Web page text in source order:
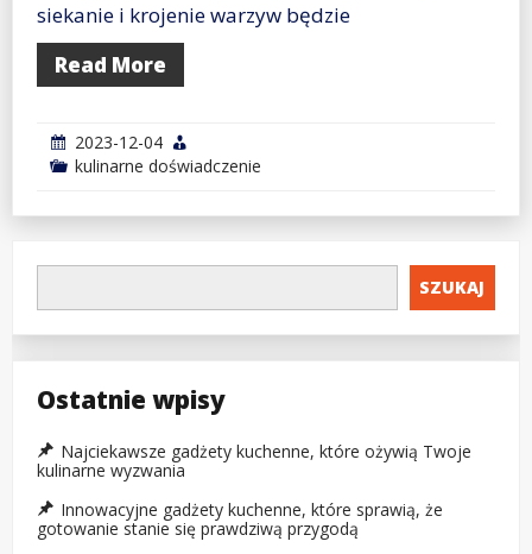
siekanie i krojenie warzyw będzie
Read More
2023-12-04
kulinarne doświadczenie
SZUKAJ
Ostatnie wpisy
Najciekawsze gadżety kuchenne, które ożywią Twoje
kulinarne wyzwania
Innowacyjne gadżety kuchenne, które sprawią, że
gotowanie stanie się prawdziwą przygodą